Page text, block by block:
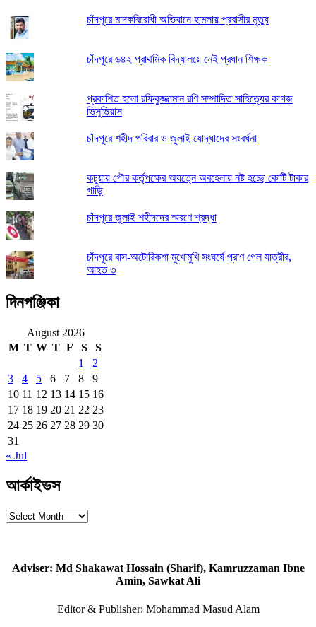
চাঁদপুরে মাদকবিরোধী অভিযানে হামলায় প্রবাসীর মৃত্যু
চাঁদপুরে ৬৪২ প্রাথমিক বিদ্যালয়ে নেই প্রধান শিক্ষক
প্রকাশিত হলো রফিকুজ্জামান রণি সম্পাদিত সাহিত্যের কাগজ
ভিসুভিয়াস
চাঁদপুরে শহীদ পরিবার ও জুলাই যোদ্ধাদের সংবর্ধনা
কচুয়ায় পৌর কর্তৃপক্ষের অযত্নে অবহেলায় নষ্ট হচ্ছে কোটি টাকার
গাড়ি
চাঁদপুরে জুলাই শহীদদের স্মরণে শ্রদ্ধা
চাঁদপুরে বাস-অটোরিকশা মুখোমুখি সংঘর্ষে প্রাণ গেল যাত্রীর,
আহত ৩
দিনপঞ্জিকা
August 2026
M T W T F S
S
1
2
3
4 5 6 7 8
9
10 11 12 13 14 15 16
17 18 19 20 21 22 23
24 25 26 27 28 29 30
31
« Jul
আর্কাইভস
আর্কাইভস
Adviser: Md Shakawat Hossain (Sharif), Kamruzzaman Ibne
Amin, Sawkat Ali
Editor & Publisher: Mohammad Masud Alam